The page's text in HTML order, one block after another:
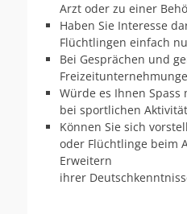
Arzt oder zu einer
Haben Sie Interesse
Flüchtlingen einfach
Bei Gesprächen und
Würde es Ihnen
bei sportlichen
Können Sie sich
oder Flüchtlinge beim
Erweitern
ihrer